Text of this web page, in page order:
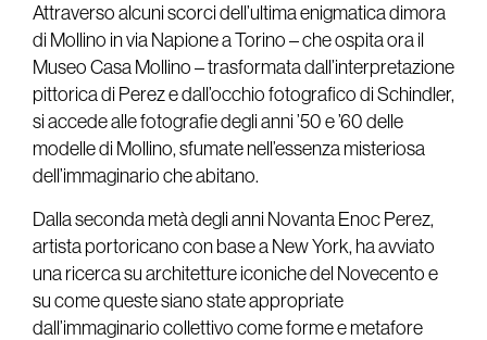
Attraverso alcuni scorci dell’ultima enigmatica dimora
di Mollino in via Napione a Torino – che ospita ora il
Museo Casa Mollino – trasformata dall’interpretazione
pittorica di Perez e dall’occhio fotografico di Schindler,
si accede alle fotografie degli anni ’50 e ’60 delle
modelle di Mollino, sfumate nell’essenza misteriosa
dell’immaginario che abitano.
Dalla seconda metà degli anni Novanta Enoc Perez,
artista portoricano con base a New York, ha avviato
una ricerca su architetture iconiche del Novecento e
su come queste siano state appropriate
dall’immaginario collettivo come forme e metafore